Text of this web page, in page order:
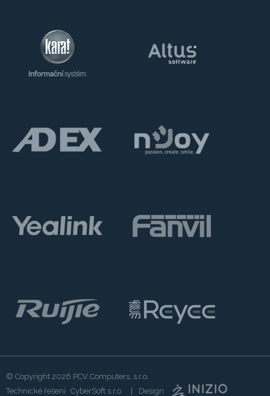
© Copyright 2026 PCV Computers, s.r.o.
Technické řešení CyberSoft s.r.o. Design